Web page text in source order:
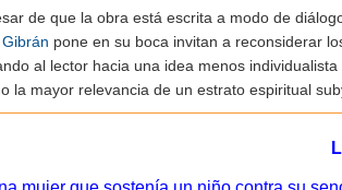
de que la obra está escrita a modo de
Gibrán pone en su boca invitan a reconsiderar
al lector hacia una idea menos
la mayor relevancia de un estrato espiritual